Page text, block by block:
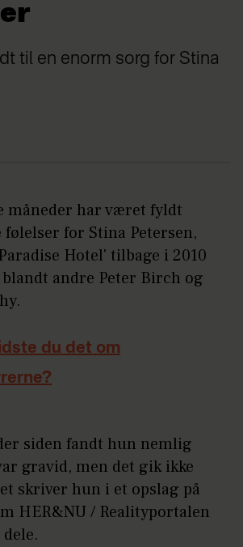
til en enorm sorg for Stina
måneder har været fyldt
følelser for Stina Petersen,
Hotel' tilbage i 2010
andre Peter Birch og
du det om
siden fandt hun nemlig
gravid, men det gik ikke
skriver hun i et opslag på
HER&NU / Realityportalen